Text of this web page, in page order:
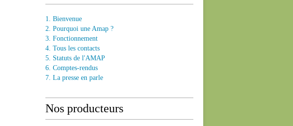
1. Bienvenue
2. Pourquoi une Amap ?
3. Fonctionnement
4. Tous les contacts
5. Statuts de l'AMAP
6. Comptes-rendus
7. La presse en parle
Nos producteurs